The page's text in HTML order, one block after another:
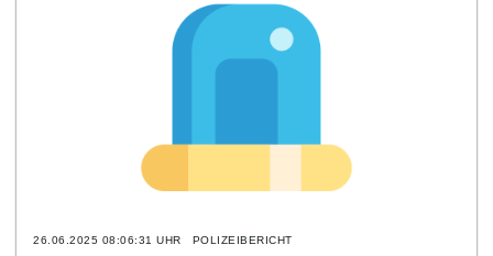
26.06.2025 08:06:31 UHR POLIZEIBERICHT